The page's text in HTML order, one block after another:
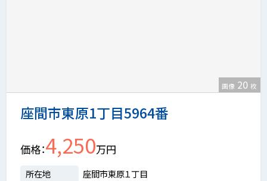
座間市東原1丁目5964番
画像 20 枚
価格 4,250万円
所在地
座間市東原１丁目